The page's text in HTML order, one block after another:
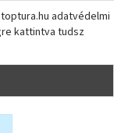
adatvédelmi
kattintva tudsz